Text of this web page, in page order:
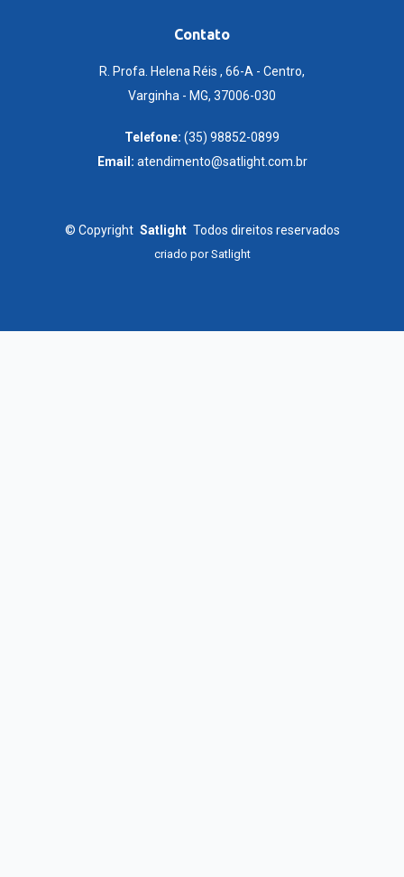
Contato
R. Profa. Helena Réis , 66-A - Centro,
Varginha - MG, 37006-030
Telefone: (35) 98852-0899
Email: atendimento@satlight.com.br
© Copyright Satlight Todos direitos reservados
criado porSatlight